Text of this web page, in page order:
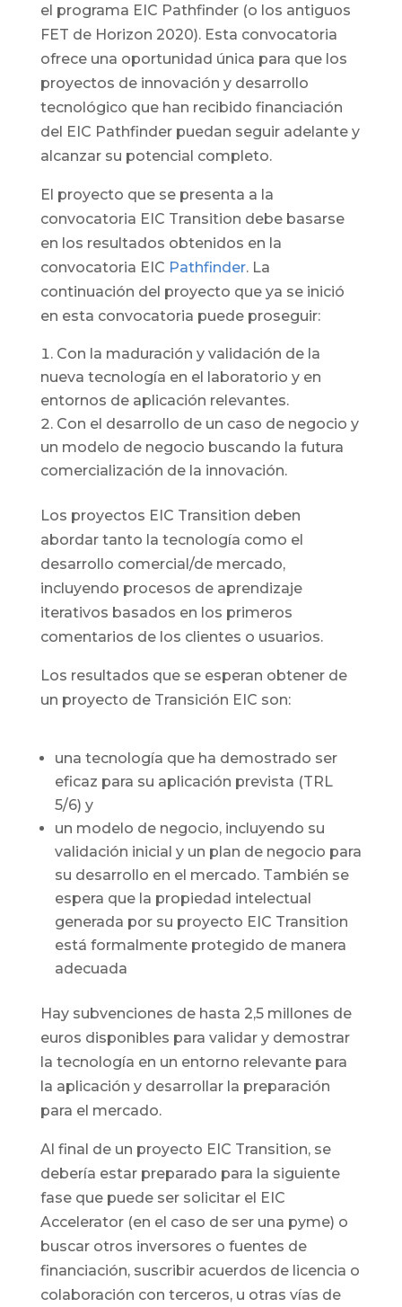
el programa EIC Pathfinder (o los antiguos
FET de Horizon 2020). Esta convocatoria
ofrece una oportunidad única para que los
proyectos de innovación y desarrollo
tecnológico que han recibido financiación
del EIC Pathfinder puedan seguir adelante y
alcanzar su potencial completo.
El proyecto que se presenta a la
convocatoria EIC Transition debe basarse
en los resultados obtenidos en la
convocatoria EIC Pathfinder. La
continuación del proyecto que ya se inició
en esta convocatoria puede proseguir:
Con la maduración y validación de la
nueva tecnología en el laboratorio y en
entornos de aplicación relevantes.
Con el desarrollo de un caso de negocio y
un modelo de negocio buscando la futura
comercialización de la innovación.
Los proyectos EIC Transition deben
abordar tanto la tecnología como el
desarrollo comercial/de mercado,
incluyendo procesos de aprendizaje
iterativos basados ​​en los primeros
comentarios de los clientes o usuarios.
Los resultados que se esperan obtener de
un proyecto de Transición EIC son:
una tecnología que ha demostrado ser
eficaz para su aplicación prevista (TRL
5/6) y
un modelo de negocio, incluyendo su
validación inicial y un plan de negocio para
su desarrollo en el mercado. También se
espera que la propiedad intelectual
generada por su proyecto EIC Transition
está formalmente protegido de manera
adecuada
Hay subvenciones de hasta 2,5 millones de
euros disponibles para validar y demostrar
la tecnología en un entorno relevante para
la aplicación y desarrollar la preparación
para el mercado.
Al final de un proyecto EIC Transition, se
debería estar preparado para la siguiente
fase que puede ser solicitar el EIC
Accelerator (en el caso de ser una pyme) o
buscar otros inversores o fuentes de
financiación, suscribir acuerdos de licencia o
colaboración con terceros, u otras vías de